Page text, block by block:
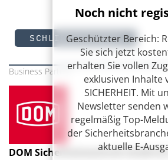
Noch nicht
Geschützter Bereich:
Sie sich jetzt
erhalten Sie vollen
exklusiven Inhalte
SICHERHEIT. Mit
Newsletter senden
regelmäßig Top-
der
aktuelle E-
SCHLIESSTECHNIK
Business Partner
DOM Sicherheitstechnik GmbH &